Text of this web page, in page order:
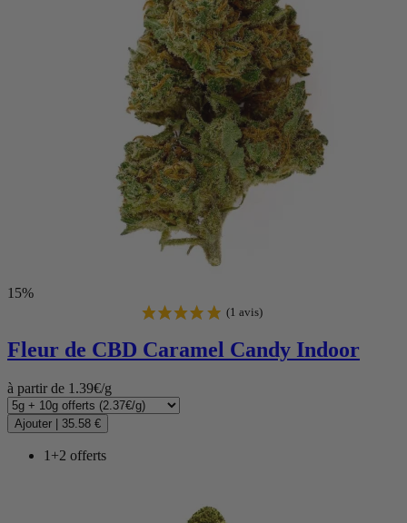
15%
Fleur de CBD Caramel Candy Indoor
à partir de 1.39€/g
Ajouter 35.58 €
1+2 offerts